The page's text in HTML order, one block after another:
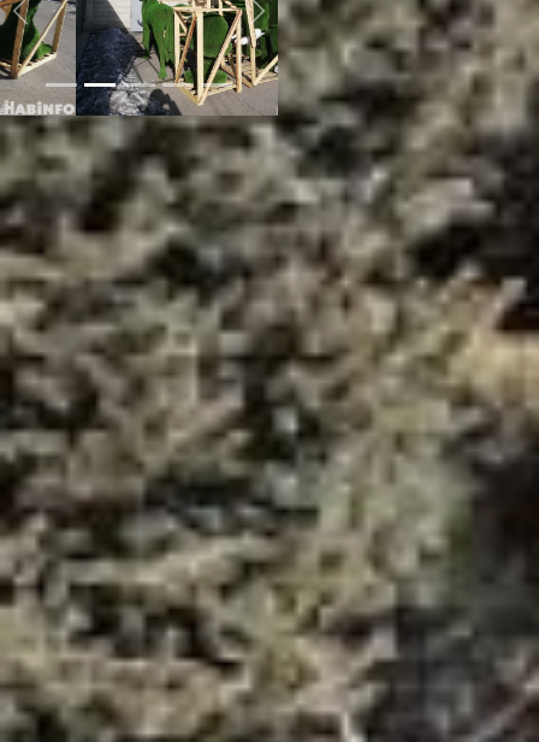
Previous Next
Кстати, пару лет назад
хабаровские цветоводы
пытались создать такие
композиции из живых растений,
но опять не удалось. Так как
возникли сложности с поливом,
влага не везде попадала, и трава
в композициях быстро сохла, а
цветы увядали. А во время
дождей, наоборот, растения не
успевали просыхать.
Помимо композиций из травы,
традиционно летом в городе
высадят более полумиллиона
цветов и установят почти три
тысячи конструкций так
называемого вертикального
озеленения – башен, шаров,
многоярусных вазонов,
цветочных чаш, кашпо,
балконниц. Первое убранство
город получит уже к 9 мая.
Озеленители обещают показать
тематические цветочные
композиции.
– На Матвеевском шоссе в
районе «Стрелки» будет